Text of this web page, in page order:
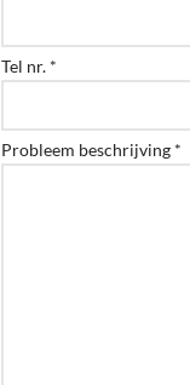
Tel nr. *
Probleem beschrijving *